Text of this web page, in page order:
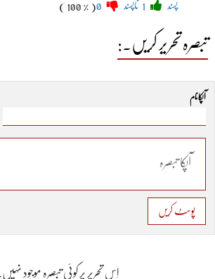
پسند ناپسند ( 100 % )
تبصرہ تحریر کریں۔:
آپکا نام
پوسٹ کریں
اِس تحریر پر کوئی تبصرہ موجود نہیں۔